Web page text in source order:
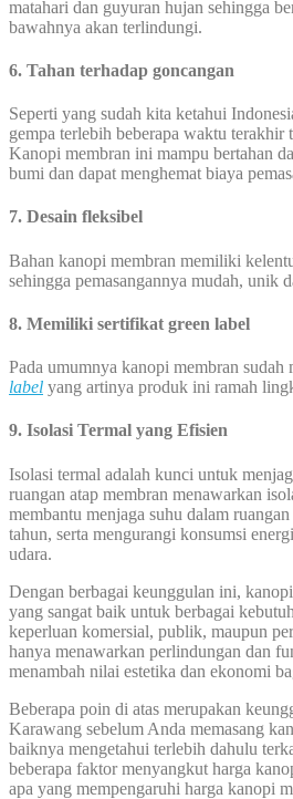
matahari dan guyuran hujan sehingga
bawahnya akan terlindungi.
6. Tahan terhadap goncangan
Seperti yang sudah kita ketahui
gempa terlebih beberapa waktu terakhir
Kanopi membran ini mampu bertahan
bumi dan dapat menghemat biaya
7. Desain fleksibel
Bahan kanopi membran memiliki
sehingga pemasangannya mudah, unik
8. Memiliki sertifikat green label
Pada umumnya kanopi membran
label yang artinya produk ini ramah
9. Isolasi Termal yang Efisien
Isolasi termal adalah kunci untuk
ruangan atap membran menawarkan
membantu menjaga suhu dalam
tahun, serta mengurangi konsumsi
udara.
Dengan berbagai keunggulan ini,
yang sangat baik untuk berbagai
keperluan komersial, publik, maupun
hanya menawarkan perlindungan dan
menambah nilai estetika dan ekonomi
Beberapa poin di atas merupakan
Karawang sebelum Anda memasang
baiknya mengetahui terlebih dahulu
beberapa faktor menyangkut harga
apa yang mempengaruhi harga kanopi